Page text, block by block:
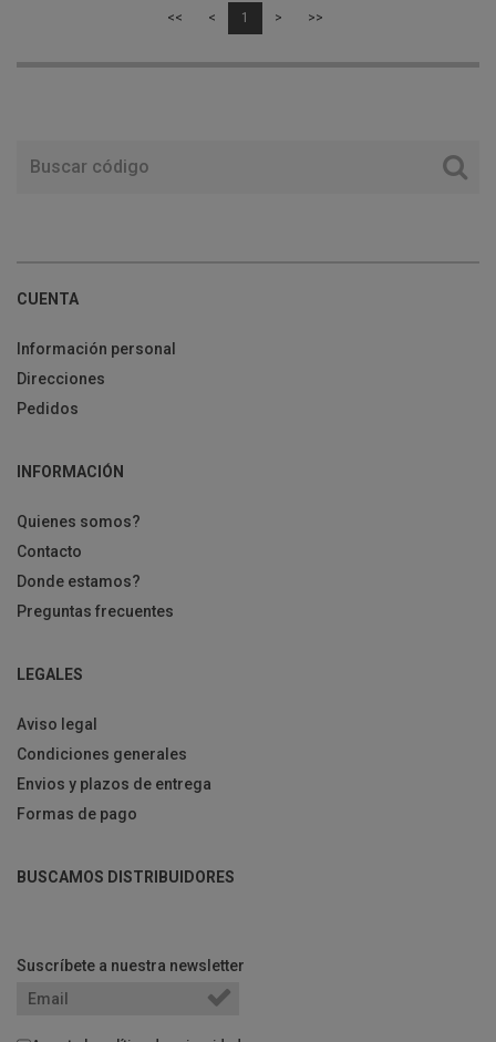
<< < 1 > >>
CUENTA
Información personal
Direcciones
Pedidos
INFORMACIÓN
Quienes somos?
Contacto
Donde estamos?
Preguntas frecuentes
LEGALES
Aviso legal
Condiciones generales
Envios y plazos de entrega
Formas de pago
BUSCAMOS DISTRIBUIDORES
Suscríbete a nuestra newsletter